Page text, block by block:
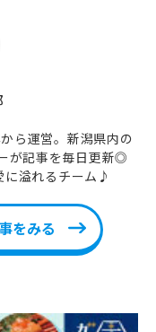
ら運営。新潟県内の
が記事を毎日更新◎
に溢れるチーム♪
をみる